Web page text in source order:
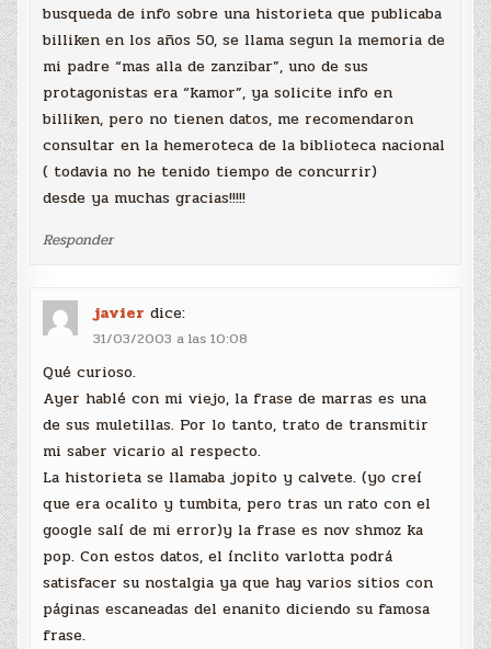
busqueda de info sobre una historieta que publicaba
billiken en los años 50, se llama segun la memoria de
mi padre “mas alla de zanzibar”, uno de sus
protagonistas era “kamor”, ya solicite info en
billiken, pero no tienen datos, me recomendaron
consultar en la hemeroteca de la biblioteca nacional
( todavia no he tenido tiempo de concurrir)
desde ya muchas gracias!!!!!
Responder
javier dice:
31/03/2003 a las 10:08
Qué curioso.
Ayer hablé con mi viejo, la frase de marras es una
de sus muletillas. Por lo tanto, trato de transmitir
mi saber vicario al respecto.
La historieta se llamaba jopito y calvete. (yo creí
que era ocalito y tumbita, pero tras un rato con el
google salí de mi error)y la frase es nov shmoz ka
pop. Con estos datos, el ínclito varlotta podrá
satisfacer su nostalgia ya que hay varios sitios con
páginas escaneadas del enanito diciendo su famosa
frase.